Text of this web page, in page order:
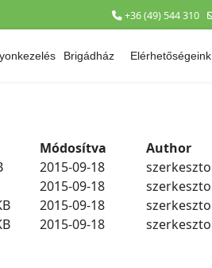
+36 (49) 544 310
Brigádház Elérhetőségeink
Módosítva Author
2015-09-18 szerkeszto
2015-09-18 szerkeszto
2015-09-18 szerkeszto
2015-09-18 szerkeszto